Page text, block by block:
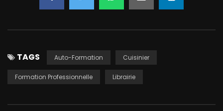
TAGS Auto-Formation Cuisinier
Formation Professionnelle Librairie